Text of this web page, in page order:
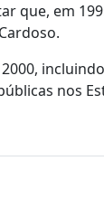
que, em
nos